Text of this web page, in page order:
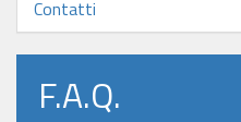
Contatti
F.A.Q.